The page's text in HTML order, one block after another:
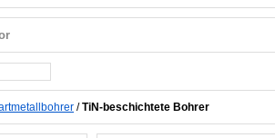
/TiN-beschichtete Bohrer